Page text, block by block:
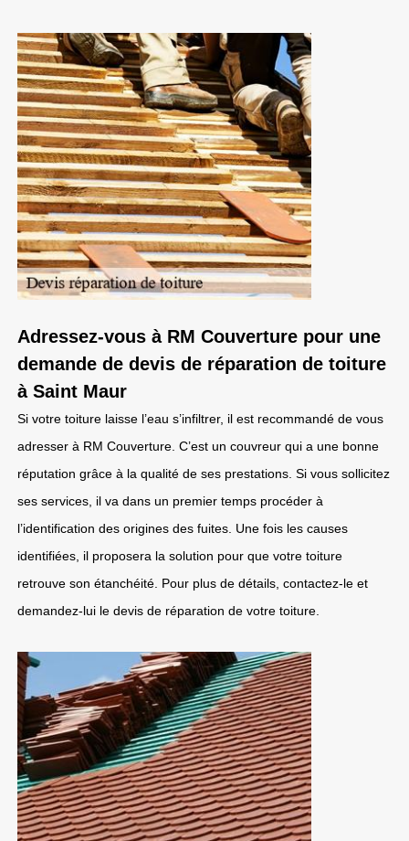
Adressez-vous à RM Couverture pour une
demande de devis de réparation de toiture
à Saint Maur
Si votre toiture laisse l’eau s’infiltrer, il est recommandé de vous
adresser à RM Couverture. C’est un couvreur qui a une bonne
réputation grâce à la qualité de ses prestations. Si vous sollicitez
ses services, il va dans un premier temps procéder à
l’identification des origines des fuites. Une fois les causes
identifiées, il proposera la solution pour que votre toiture
retrouve son étanchéité. Pour plus de détails, contactez-le et
demandez-lui le devis de réparation de votre toiture.